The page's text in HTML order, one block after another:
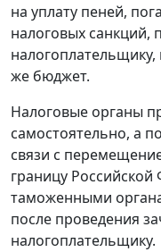
на уплату пеней,
налоговых санкций,
же бюджет.
Налоговые органы
самостоятельно, а
связи с
границу
таможенными
после проведения
налогоплательщику.